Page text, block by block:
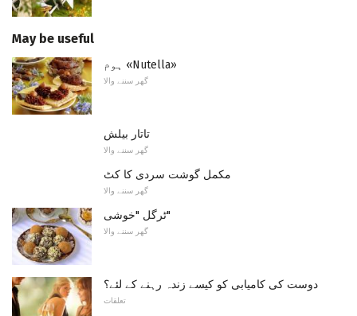
May be useful
ہوم «Nutella»
گھر سننے والا
تاتار بیلش
گھر سننے والا
مکمل گوشت سردی کا کٹ
گھر سننے والا
ٹرگل "خوشی"
گھر سننے والا
دوست کی کامیابی کو کیسے زندہ رہنے کے لئے؟
تعلقات